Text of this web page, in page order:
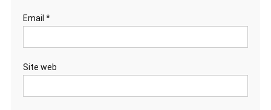
Email *
Site web